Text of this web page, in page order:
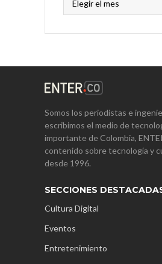
Somos los periodistas e
escribimos el medio de
importante de Colombia,
contenido sobre tecnología y
desde 1996.
SECCIONES
Cultura Digital
Eventos
Entretenimiento